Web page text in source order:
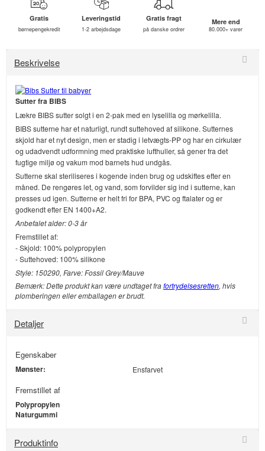
Gratis
børnepengekredit
Leveringstid
1-2 arbejdsdage
Gratis fragt
på danske ordrer
Mere end
80.000+ varer
Beskrivelse
Sutter fra BIBS
Lækre BIBS sutter solgt i en 2-pak med en lyselilla og mørkelilla.
BIBS sutterne har et naturligt, rundt suttehoved af silikone. Sutternes
skjold har et nyt design, men er stadig i letvægts-PP og har en cirkulær
og udadvendt udformning med praktiske lufthuller, så gener fra det
fugtige miljø og vakum mod barnets hud undgås.
Sutterne skal steriliseres i kogende inden brug og udskiftes efter en
måned. De rengøres let, og vand, som forvilder sig ind i sutterne, kan
presses ud igen. Sutterne er helt fri for BPA, PVC og ftalater og er
godkendt efter EN 1400+A2.
Anbefalet alder: 0-3 år
Fremstillet af:
- Skjold: 100% polypropylen
- Suttehoved: 100% silikone
Style: 150290, Farve: Fossil Grey/Mauve
Bemærk: Dette produkt kan være undtaget frafortrydelsesretten, hvis
plomberingen eller emballagen er brudt.
Detaljer
Egenskaber
Mønster: Ensfarvet
Fremstillet af
Polypropylen
Naturgummi
Produktinfo